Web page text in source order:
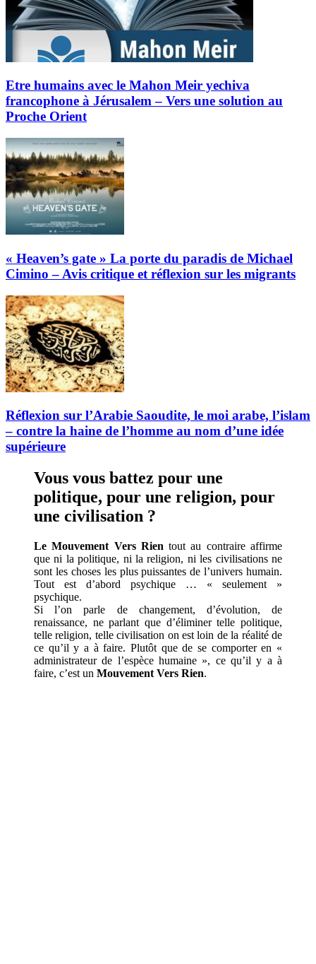
Etre humains avec le Mahon Meir yechiva
francophone à Jérusalem – Vers une solution au
Proche Orient
« Heaven’s gate » La porte du paradis de Michael
Cimino – Avis critique et réflexion sur les migrants
Réflexion sur l’Arabie Saoudite, le moi arabe, l’islam
– contre la haine de l’homme au nom d’une idée
supérieure
Vous vous battez pour une
politique, pour une religion, pour
une civilisation ?
Le Mouvement Vers Rien tout au contraire affirme
que ni la politique, ni la religion, ni les civilisations ne
sont les choses les plus puissantes de l’univers humain.
Tout est d’abord psychique … « seulement »
psychique.
Si l’on parle de changement, d’évolution, de
renaissance, ne parlant que d’éliminer telle politique,
telle religion, telle civilisation on est loin de la réalité de
ce qu’il y a à faire. Plutôt que de se comporter en «
administrateur de l’espèce humaine », ce qu’il y a à
faire, c’est un Mouvement Vers Rien.